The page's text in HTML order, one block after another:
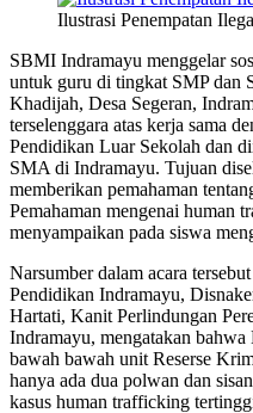
Ilustrasi Penempatan
SBMI Indramayu menggelar
untuk guru di tingkat SMP dan
Khadijah, Desa Segeran,
terselenggara atas kerja sama
Pendidikan Luar Sekolah dan
SMA di Indramayu. Tujuan
memberikan pemahaman
Pemahaman mengenai human
menyampaikan pada siswa
Narsumber dalam acara
Pendidikan Indramayu,
Hartati, Kanit Perlindungan
Indramayu, mengatakan
bawah bawah unit Reserse
hanya ada dua polwan dan
kasus human trafficking